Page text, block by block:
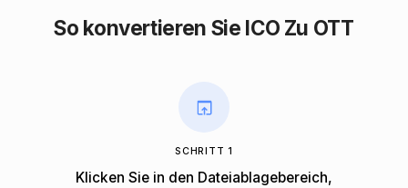
So konvertieren Sie ICO Zu OTT
SCHRITT 1
Klicken Sie in den Dateiablagebereich,